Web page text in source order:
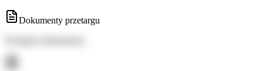
Dokumenty przetargu